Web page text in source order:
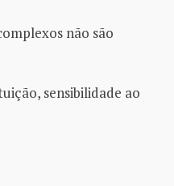
não são
sensibilidade ao